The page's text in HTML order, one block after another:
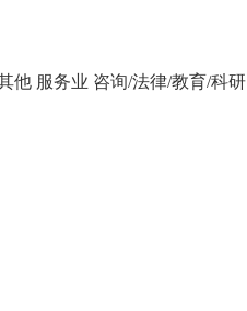
他 服务业 咨询/法律/教育/科研